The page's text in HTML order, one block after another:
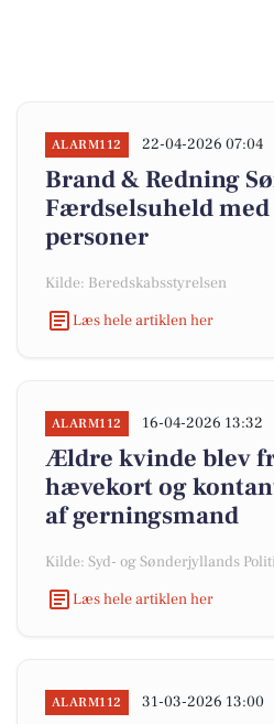
ALARM112 22-04-2026 07:04
Brand & Redning
Færdselsuheld
personer
Kilde: Beredskabsstyrelsen
Læs hele artiklen her
ALARM112 16-04-2026 13:32
Ældre kvinde blev
hævekort og
af gerningsmand
Kilde: Syd- og Sønderjyllands Politi
Læs hele artiklen her
ALARM112 31-03-2026 13:00